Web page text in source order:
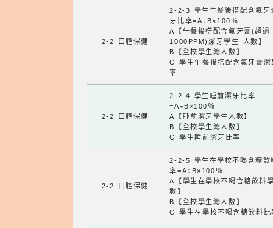
2-2 口腔保健
2-2-3 學生午餐後搭配含氟牙
牙比率=A÷B×100％
A【午餐後搭配含氟牙膏(超過
1000PPM)潔牙學生 人數】
B【全校學生總人數】
C 學生午餐後搭配含氟牙膏潔
率
2-2 口腔保健
2-2-4 學生睡前潔牙比率
=A÷B×100％
A【睡前潔牙學生人數】
B【全校學生總人數】
C 學生睡前潔牙比率
2-2 口腔保健
2-2-5 學生在學校不喝含糖飲
率=A÷B×100％
A【學生在學校不喝含糖飲料
數】
B【全校學生總人數】
C 學生在學校不喝含糖飲料比